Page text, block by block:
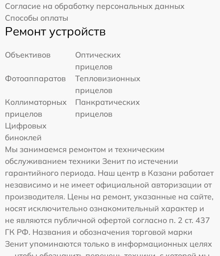
Согласие на обработку персональных данных
Способы оплаты
Ремонт устройств
Объективов
Оптических
прицелов
Фотоаппаратов
Тепловизионных
прицелов
Коллиматорных
прицелов
Панкратических
прицелов
Цифровых
биноклей
Мы занимаемся ремонтом и техническим
обслуживанием техники Зенит по истечении
гарантийного периода. Наш центр в Казани работает
независимо и не имеет официальной авторизации от
производителя. Цены на ремонт, указанные на сайте,
носят исключительно ознакомительный характер и
не являются публичной офертой согласно п. 2 ст. 437
ГК РФ. Названия и обозначения торговой марки
Зенит упоминаются только в информационных целях